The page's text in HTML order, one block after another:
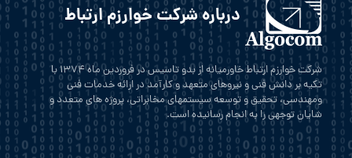
شرکت خوارزم ارتباط خاورمیانه از بدو تاسیس در فروردین ماه 1374 با
تکیه بر دانش فنی و نیروهای متعهد و کارآمد در ارائه خدمات فنی
ومهندسی، تحقیق و توسعه سیستمهای مخابراتی، پروژه های متعدد و
شایان توجهی را به انجام رسانیده است.
درباره شرکت خوارزم ارتباط